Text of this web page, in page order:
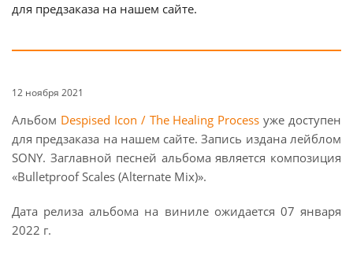
для предзаказа на нашем сайте.
12 ноября 2021
Альбом Despised Icon / The Healing Process уже доступен
для предзаказа на нашем сайте. Запись издана лейблом
SONY. Заглавной песней альбома является композиция
«Bulletproof Scales (Alternate Mix)».
Дата релиза альбома на виниле ожидается 07 января
2022 г.